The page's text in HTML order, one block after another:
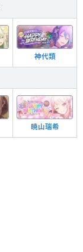
神代類
暁山瑞希